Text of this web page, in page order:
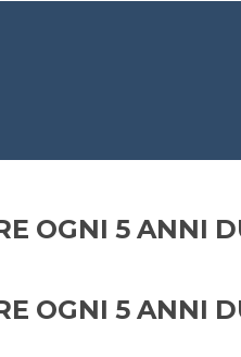
OGNI 5 ANNI
OGNI 5 ANNI